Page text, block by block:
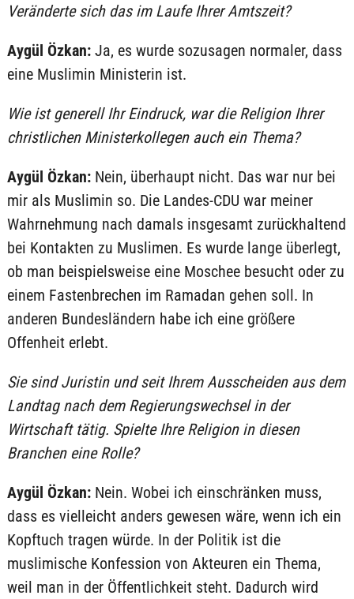
Veränderte sich das im Laufe Ihrer Amtszeit?
Aygül Özkan: Ja, es wurde sozusagen normaler, dass
eine Muslimin Ministerin ist.
Wie ist generell Ihr Eindruck, war die Religion Ihrer
christlichen Ministerkollegen auch ein Thema?
Aygül Özkan: Nein, überhaupt nicht. Das war nur bei
mir als Muslimin so. Die Landes-CDU war meiner
Wahrnehmung nach damals insgesamt zurückhaltend
bei Kontakten zu Muslimen. Es wurde lange überlegt,
ob man beispielsweise eine Moschee besucht oder zu
einem Fastenbrechen im Ramadan gehen soll. In
anderen Bundesländern habe ich eine größere
Offenheit erlebt.
Sie sind Juristin und seit Ihrem Ausscheiden aus dem
Landtag nach dem Regierungswechsel in der
Wirtschaft tätig. Spielte Ihre Religion in diesen
Branchen eine Rolle?
Aygül Özkan: Nein. Wobei ich einschränken muss,
dass es vielleicht anders gewesen wäre, wenn ich ein
Kopftuch tragen würde. In der Politik ist die
muslimische Konfession von Akteuren ein Thema,
weil man in der Öffentlichkeit steht. Dadurch wird